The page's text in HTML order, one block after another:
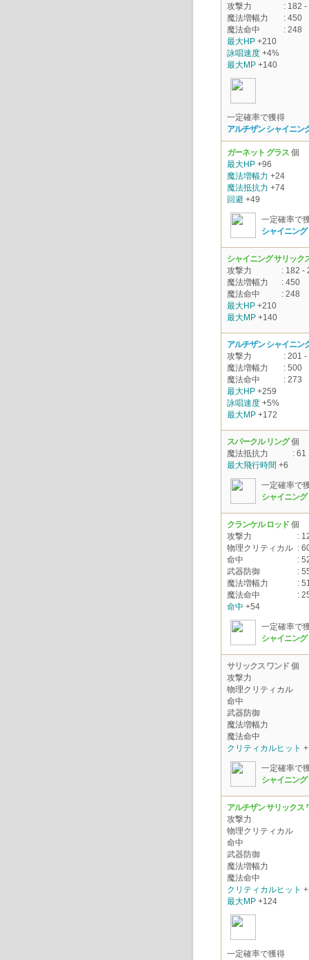
攻撃力
: 182
魔法増幅力
: 450
魔法命中
: 248
最大HP +210
詠唱速度 +4%
最大MP +140
一定確率で獲得
アルチザン シャイニン
ガーネット グラス 個
最大HP +96
魔法増幅力 +24
魔法抵抗力 +74
回避 +49
一定確率で
シャイニン
シャイニング サリック
攻撃力
: 182 -
魔法増幅力
: 450
魔法命中
: 248
最大HP +210
最大MP +140
アルチザン シャイニン
攻撃力
: 201
魔法増幅力
: 500
魔法命中
: 273
最大HP +259
詠唱速度 +5%
最大MP +172
スパークル リング個
魔法抵抗力
: 61
最大飛行時間 +6
一定確率で
シャイニン
クランケル ロッド 個
攻撃力
:
物理クリティカル :
命中
:
武器防御
:
魔法増幅力
:
魔法命中
:
命中 +54
一定確率で
シャイニン
サリックス ワンド 個
攻撃力
物理クリティカル
命中
武器防御
魔法増幅力
魔法命中
クリティカルヒット
一定確率で
シャイニン
アルチザン サリックス
攻撃力
物理クリティカル
命中
武器防御
魔法増幅力
魔法命中
クリティカルヒット
最大MP +124
一定確率で獲得